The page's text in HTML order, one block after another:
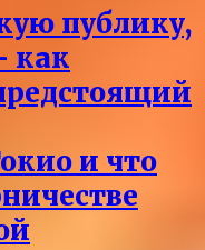
публику,
как
и что